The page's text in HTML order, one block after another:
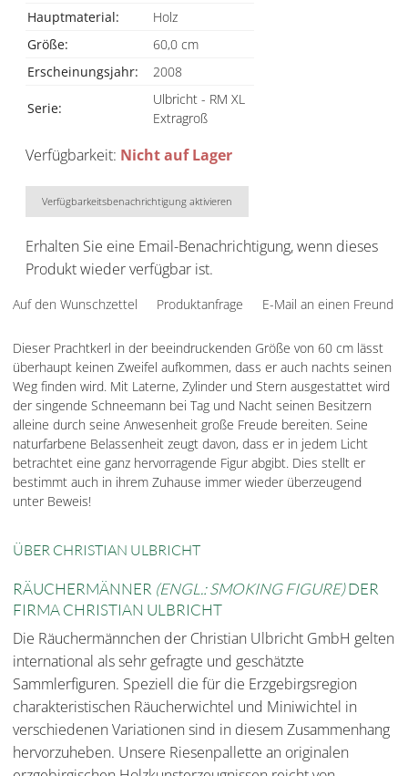
Hauptmaterial:
Holz
Größe:
60,0 cm
Erscheinungsjahr:
2008
Serie:
Ulbricht - RM XL
Extragroß
Verfügbarkeit: Nicht auf Lager
Verfügbarkeitsbenachrichtigung aktivieren
Erhalten Sie eine Email-Benachrichtigung, wenn dieses
Produkt wieder verfügbar ist.
Auf den Wunschzettel Produktanfrage E-Mail an einen Freund
Dieser Prachtkerl in der beeindruckenden Größe von 60 cm lässt
überhaupt keinen Zweifel aufkommen, dass er auch nachts seinen
Weg finden wird. Mit Laterne, Zylinder und Stern ausgestattet wird
der singende Schneemann bei Tag und Nacht seinen Besitzern
alleine durch seine Anwesenheit große Freude bereiten. Seine
naturfarbene Belassenheit zeugt davon, dass er in jedem Licht
betrachtet eine ganz hervorragende Figur abgibt. Dies stellt er
bestimmt auch in ihrem Zuhause immer wieder überzeugend
unter Beweis!
ÜBER CHRISTIAN ULBRICHT
RÄUCHERMÄNNER (ENGL.: SMOKING FIGURE)DER
FIRMA CHRISTIAN ULBRICHT
Die Räuchermännchen der Christian Ulbricht GmbH gelten
international als sehr gefragte und geschätzte
Sammlerfiguren. Speziell die für die Erzgebirgsregion
charakteristischen Räucherwichtel und Miniwichtel in
verschiedenen Variationen sind in diesem Zusammenhang
hervorzuheben. Unsere Riesenpallette an originalen